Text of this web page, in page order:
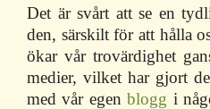
Det är svårt att se en
den, särskilt för att hålla
ökar vår trovärdighet
medier, vilket har gjort
med vår egenblogg i